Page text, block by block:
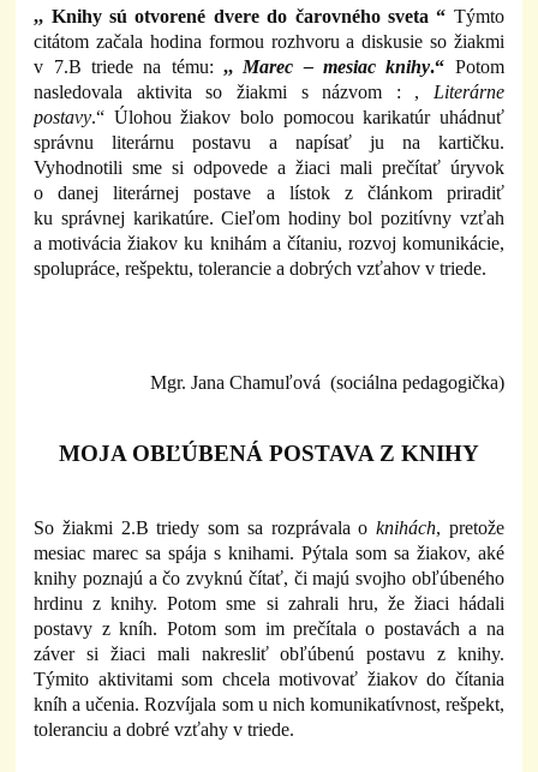
,, Knihy sú otvorené dvere do čarovného sveta “ Týmto
citátom začala hodina formou rozhvoru a diskusie so žiakmi
v 7.B triede na tému: ,, Marec – mesiac knihy.“ Potom
nasledovala aktivita so žiakmi s názvom : , Literárne
postavy.“ Úlohou žiakov bolo pomocou karikatúr uhádnuť
správnu literárnu postavu a napísať ju na kartičku.
Vyhodnotili sme si odpovede a žiaci mali prečítať úryvok
o danej literárnej postave a lístok z článkom priradiť
ku správnej karikatúre. Cieľom hodiny bol pozitívny vzťah
a motivácia žiakov ku knihám a čítaniu, rozvoj komunikácie,
spolupráce, rešpektu, tolerancie a dobrých vzťahov v triede.
Mgr. Jana Chamuľová (sociálna pedagogička)
MOJA OBĽÚBENÁ POSTAVA Z KNIHY
So žiakmi 2.B triedy som sa rozprávala o knihách, pretože
mesiac marec sa spája s knihami. Pýtala som sa žiakov, aké
knihy poznajú a čo zvyknú čítať, či majú svojho obľúbeného
hrdinu z knihy. Potom sme si zahrali hru, že žiaci hádali
postavy z kníh. Potom som im prečítala o postavách a na
záver si žiaci mali nakresliť obľúbenú postavu z knihy.
Týmito aktivitami som chcela motivovať žiakov do čítania
kníh a učenia. Rozvíjala som u nich komunikatívnost, rešpekt,
toleranciu a dobré vzťahy v triede.